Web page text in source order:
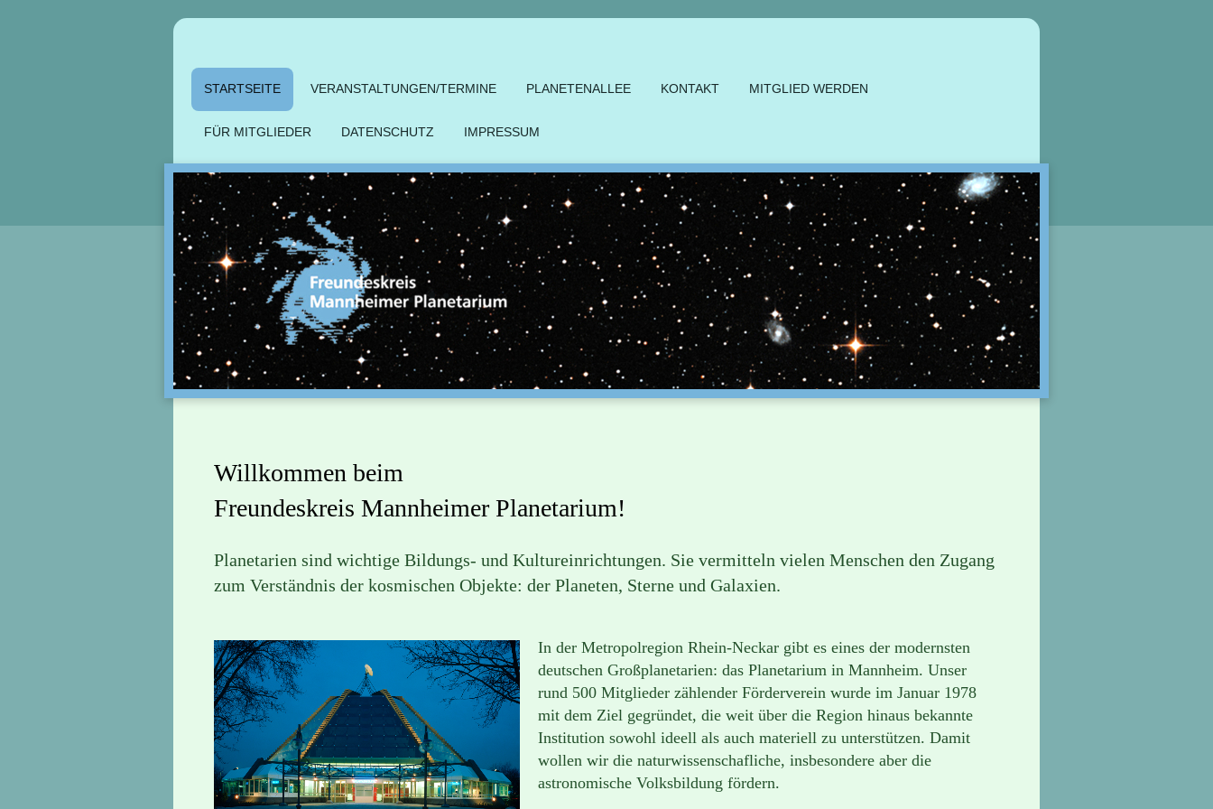
STARTSEITE VERANSTALTUNGEN/TERMINE PLANETENALLEE KONTAKT MITGLIED WERDEN
FÜR MITGLIEDER DATENSCHUTZ IMPRESSUM
Willkommen beim
Freundeskreis Mannheimer Planetarium!
Planetarien sind wichtige Bildungs- und Kultureinrichtungen. Sie vermitteln vielen Menschen den Zugang
zum Verständnis der kosmischen Objekte: der Planeten, Sterne und Galaxien.
In der Metropolregion Rhein-Neckar gibt es eines der modernsten
deutschen Großplanetarien: das Planetarium in Mannheim. Unser
rund 500 Mitglieder zählender Förderverein wurde im Januar 1978
mit dem Ziel gegründet, die weit über die Region hinaus bekannte
Institution sowohl ideell als auch materiell zu unterstützen. Damit
wollen wir die naturwissenschafliche, insbesondere aber die
astronomische Volksbildung fördern.